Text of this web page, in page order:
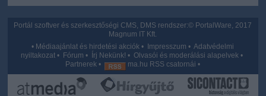
Portál szoftver és szerkesztőségi CMS, DMS rendszer:© PortalWare, 2017
Magnum IT Kft.
• Médiaajánlat és hirdetési akciók • Impresszum •Adatvédelmi
nyiltakozat • Fórum • Írj Nekünk! •Olvasói és moderálási alapelvek •
Partnerek • ma.hu RSS csatornái •